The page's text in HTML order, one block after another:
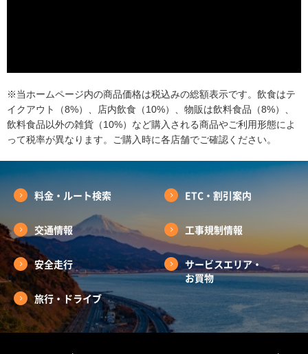
※当ホームページ内の商品価格は税込みの総額表示です。飲食はテ
イクアウト（8%）、店内飲食（10%）、物販は飲料食品（8%）、
飲料食品以外の雑貨（10%）など購入される商品やご利用形態によ
って税率が異なります。ご購入時に各店舗でご確認ください。
料金・ルート検索 ETC・割引案内
交通情報 工事規制情報
安全走行
サービスエリア・
お買物
旅行・ドライブ